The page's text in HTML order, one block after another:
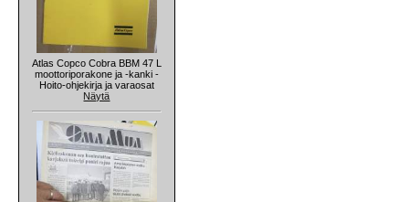
Atlas Copco Cobra BBM 47 L
moottoriporakone ja -kanki -
Hoito-ohjekirja ja varaosat
Näytä